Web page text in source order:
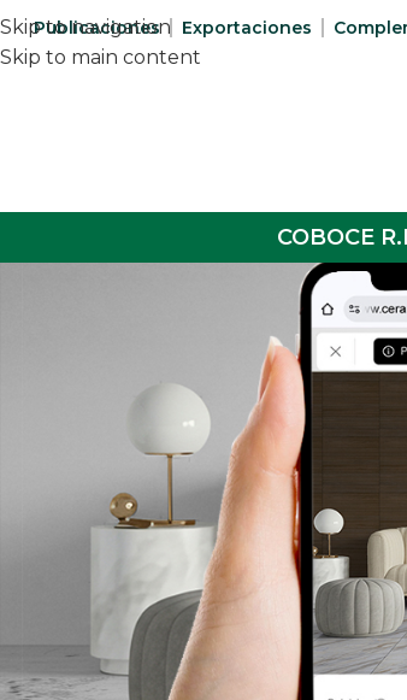
Skip to navigation
Skip to main content
Publicaciones Exportaciones
COBOCE